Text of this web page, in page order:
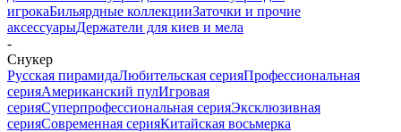
игрокаБильярдные коллекцииЗаточки и прочие
аксессуарыДержатели для киев и мела
-
Снукер
Русская пирамидаЛюбительская серияПрофессиональная
серияАмериканский пулИгровая
серияСуперпрофессиональная серияЭксклюзивная
серияСовременная серияКитайская восьмерка